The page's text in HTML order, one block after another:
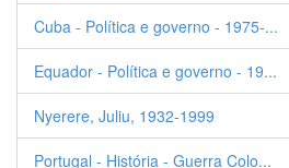
Cuba - Política e governo - 1975-...
Equador - Política e governo - 19...
Nyerere, Juliu, 1932-1999
Portugal - História - Guerra Colo...